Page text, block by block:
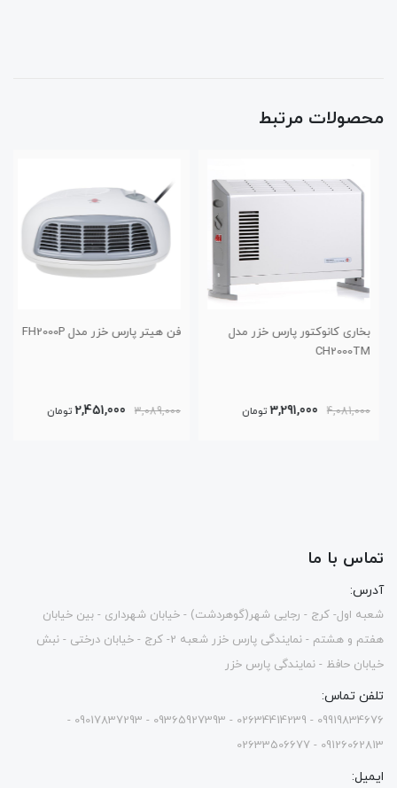
محصولات مرتبط
بخاری کانوکتور پارس خزر مدل
CH2000TM
4,081,000
3,291,000 تومان
فن هیتر پارس خزر مدل FH2000P
3,089,000
2,451,000 تومان
تماس با ما
آدرس:
شعبه اول- کرج - رجایی شهر(گوهردشت) - خیابان شهرداری - بین خیابان
هفتم و هشتم - نمایندگی پارس خزر شعبه 2- کرج - خیابان درختی - نبش
خیابان حافظ - نمایندگی پارس خزر
تلفن تماس:
09919834676 - 02634414239 - 09365927393 - 09017837293 -
09126062813 - 02633506677
ایمیل: